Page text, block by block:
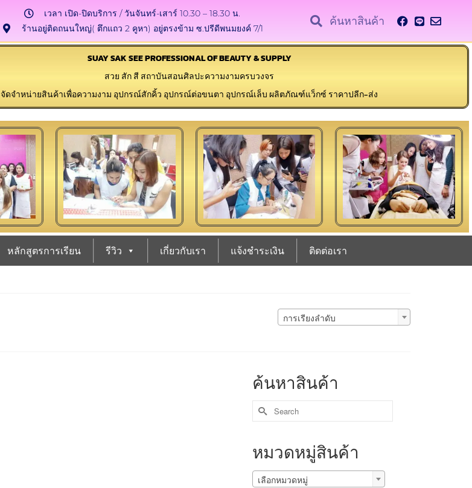
เวลา เปิด-ปิดบริการ / วันจันทร์-เสาร์ 10.30 – 18.30 น.
ร้านอยู่ติดถนนใหญ่( ตึกแถว 2 คูหา) อยู่ตรงข้าม ซ.ปรีดีพนมยงค์ 7/1
SUAY SAK SEE PROFESSIONAL OF BEAUTY & SUPPLY
สวย สัก สี สถาบันสอนศิลปะความงามครบวงจร
จัดจำหน่ายสินค้าเพื่อความงาม อุปกรณ์สักคิ้ว อุปกรณ์ต่อขนตา อุปกรณ์เล็บ ผลิตภัณฑ์แว็กซ์ ราคาปลีก-ส่ง
หลักสูตรการเรียน รีวิว เกี่ยวกับเรา แจ้งชำระเงิน ติดต่อเรา
การเรียงลำดับ
ค้นหาสินค้า
หมวดหมู่สินค้า
เลือกหมวดหมู่